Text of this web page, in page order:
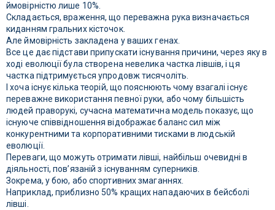
ймовірністю лише 10%.
Складається, враження, що переважна рука визначається
киданням гральних кісточок.
Але ймовірність закладена у ваших генах.
Все це дає підстави припускати існування причини, через яку в
ході еволюції була створена невелика частка лівшів, і ця
частка підтримується упродовж тисячоліть.
І хоча існує кілька теорій, що пояснюють чому взагалі існує
переважне використання певної руки, або чому більшість
людей праворукі, сучасна математична модель показує, що
існуюче співвідношення відображає баланс сил між
конкурентними та корпоративними тисками в людській
еволюції.
Переваги, що можуть отримати лівші, найбільш очевидні в
діяльності, пов’язаній з існуванням суперників.
Зокрема, у бою, або спортивних змаганнях.
Наприклад, приблизно 50% кращих нападаючих в бейсболі
лівші.